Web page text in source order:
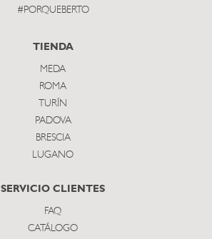
#PORQUEBERTO
TIENDA
MEDA
ROMA
TURÍN
PADOVA
BRESCIA
LUGANO
SERVICIO CLIENTES
FAQ
CATÁLOGO